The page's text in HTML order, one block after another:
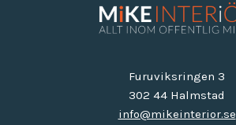
Furuviksringen 3
302 44 Halmstad
info@mikeinterior.se